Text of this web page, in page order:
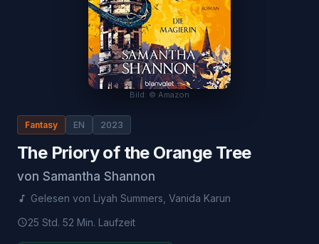
Bild: © Amazon
Fantasy EN 2023
The Priory of the Orange Tree
von Samantha Shannon
Gelesen von Liyah Summers Vanida Karun
25 Std. 52 Min. Laufzeit